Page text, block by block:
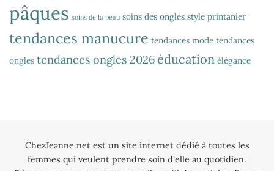
pâques soins de la peau soins des ongles style printanier
tendances manucure tendances mode tendances
ongles tendances ongles 2026 éducation élégance
ChezJeanne.net est un site internet dédié à toutes les
femmes qui veulent prendre soin d'elle au quotidien.